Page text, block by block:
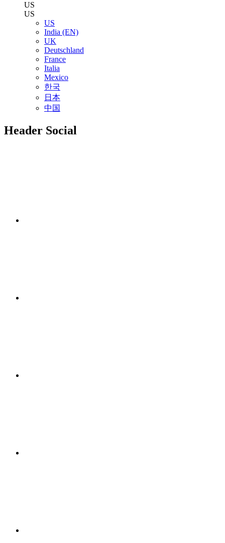
US
US
US
India (EN)
UK
Deutschland
France
Italia
Mexico
한국
日本
中国
Header Social